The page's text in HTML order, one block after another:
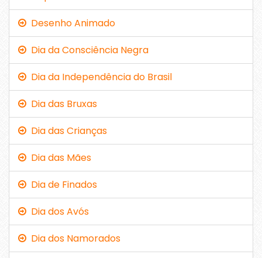
Desenho Animado
Dia da Consciência Negra
Dia da Independência do Brasil
Dia das Bruxas
Dia das Crianças
Dia das Mães
Dia de Finados
Dia dos Avós
Dia dos Namorados